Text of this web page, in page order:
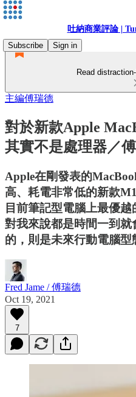
吐納商業評論 |
Subscribe
Sign in
Read
主編傅瑞德
對於新款Apple
其實不是處理器／
Apple在剛發表的
高、耗電非常低的新款
目前筆記型電腦上最優
對我來說都是時間一到
的，則是未來行動電腦型
Fred Jame / 傅瑞德
Oct 19, 2021
7